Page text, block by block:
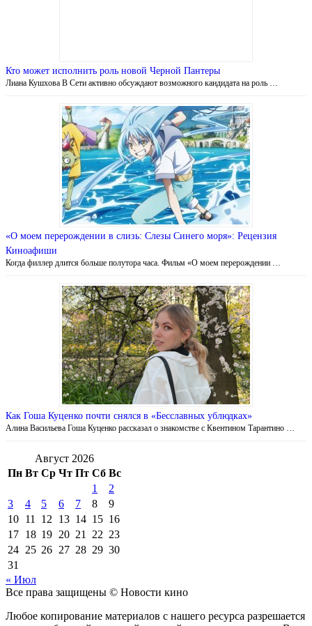
Кто может исполнить роль новой Черной Пантеры
Лиана Кушхова В Сети активно обсуждают возможного кандидата на роль …
«О моем перерождении в слизь: Слезы Синего моря»: Рецензия
Киноафиши
Когда филлер длится больше полутора часа. Фильм «О моем перерождении …
Как Гоша Куценко почти снялся в «Бесславных ублюдках»
Алина Васильева Гоша Куценко рассказал о знакомстве с Квентином Тарантино …
Август 2026
Пн Вт Ср Чт Пт Сб Вс
1
2
3
4 5 6 7 8
9
10 11 12 13 14 15 16
17 18 19 20 21 22 23
24 25 26 27 28 29 30
31
« Июл
Все права защищены © Новости кино
Любое копирование материалов с нашего ресурса разрешается